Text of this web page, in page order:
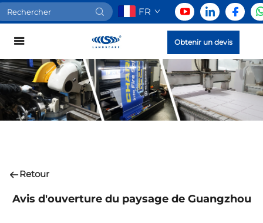
FR
Obtenir un devis
Retour
Avis d'ouverture du paysage de Guangzhou